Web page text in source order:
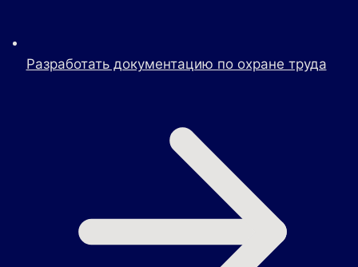
Разработать документацию по охране труда